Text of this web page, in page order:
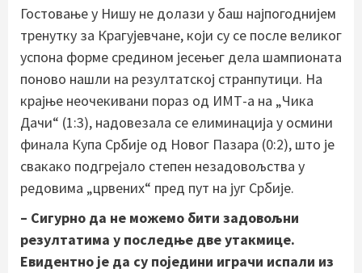
Гостовање у Нишу не долази у баш најпогоднијем
тренутку за Крагујевчане, који су се после великог
успона форме средином јесењег дела шампионата
поново нашли на резултатској странпутици. На
крајње неочекивани пораз од ИМТ-а на „Чика
Дачи“ (1:3), надовезала се елиминација у осмини
финала Купа Србије од Новог Пазара (0:2), што је
свакако подгрејало степен незадовољства у
редовима „црвених“ пред пут на југ Србије.
– Сигурно да не можемо бити задовољни
резултатима у последње две утакмице.
Евидентно је да су поједини играчи испали из